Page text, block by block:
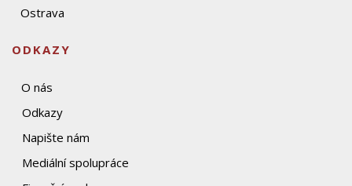
Ostrava
ODKAZY
O nás
Odkazy
Napište nám
Mediální spolupráce